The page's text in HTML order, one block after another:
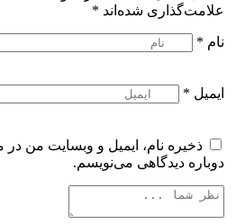
علامت‌گذاری شده‌اند *
نام *
ایمیل *
ذخیره نام، ایمیل و وبسایت من
دوباره دیدگاهی می‌نویسم.